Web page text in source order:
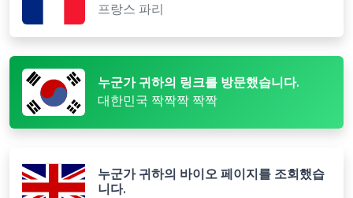
프랑스 파리
누군가 귀하의 링크를 방문했습니다.
대한민국 짝짝짝 짝짝
누군가 귀하의 바이오 페이지를 조회했습
니다.